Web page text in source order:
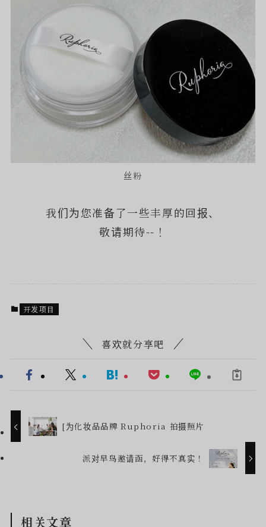
丝粉
我们为您准备了一些丰厚的回报、
敬请期待--！
开发项目
喜欢就分享吧
[为化妆品品牌 Ruphoria 拍摄照片
派对早鸟邀请函，好得不真实！
相关文章